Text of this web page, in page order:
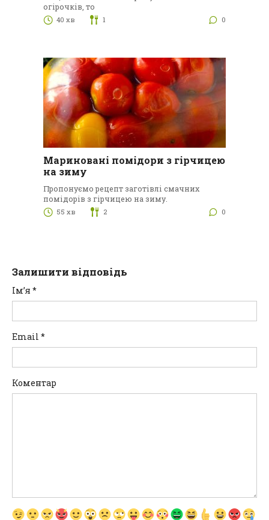
огірочків, то
40 хв 1 0
Мариновані помідори з гірчицею
на зиму
Пропонуємо рецепт заготівлі смачних
помідорів з гірчицею на зиму.
55 хв 2 0
Залишити відповідь
Ім’я *
Email *
Коментар